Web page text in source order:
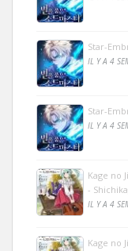
Star-
IL Y A 4
Star-
IL Y A 4
Kage no
-
IL Y A 4
Kage no